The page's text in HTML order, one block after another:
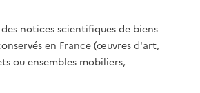
notices scientifiques de biens
en France (œuvres d'art,
ou ensembles mobiliers,